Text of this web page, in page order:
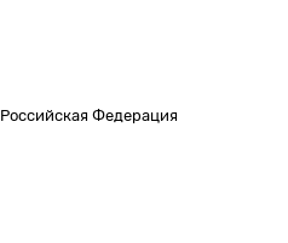
Российская Федерация